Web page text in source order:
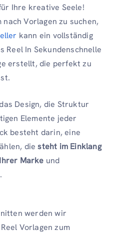
Ihre kreative Seele!
Vorlagen zu suchen,
kann ein vollständig
Reel In Sekundenschnelle
erstellt, die perfekt zu
Design, die Struktur
Elemente jeder
besteht darin, eine
diesteht im Einklang
Marke und
werden wir
Vorlagen zum